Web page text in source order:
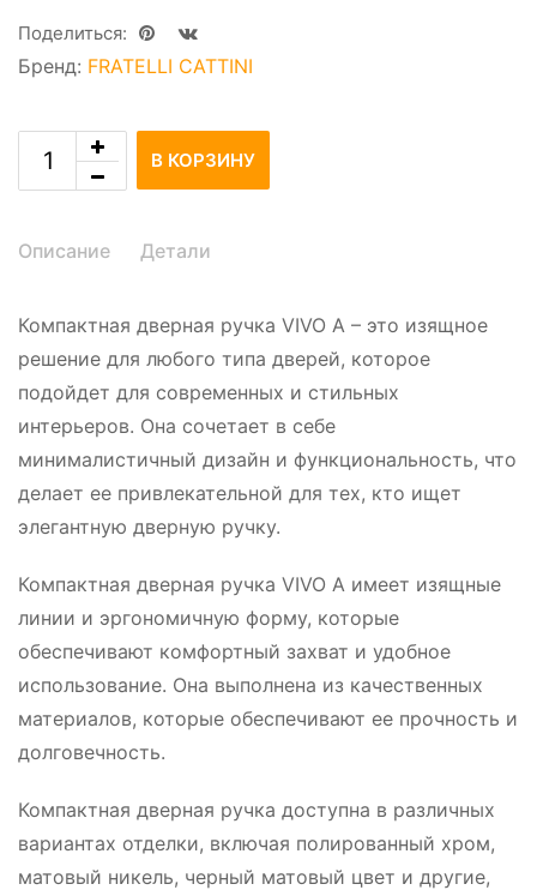
Поделиться:
Бренд: FRATELLI CATTINI
В КОРЗИНУ
Описание Детали
Компактная дверная ручка VIVO A – это изящное
решение для любого типа дверей, которое
подойдет для современных и стильных
интерьеров. Она сочетает в себе
минималистичный дизайн и функциональность, что
делает ее привлекательной для тех, кто ищет
элегантную дверную ручку.
Компактная дверная ручка VIVO A имеет изящные
линии и эргономичную форму, которые
обеспечивают комфортный захват и удобное
использование. Она выполнена из качественных
материалов, которые обеспечивают ее прочность и
долговечность.
Компактная дверная ручка доступна в различных
вариантах отделки, включая полированный хром,
матовый никель, черный матовый цвет и другие,